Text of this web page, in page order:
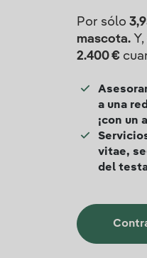
Por sólo
mascota.Y,
2.400 €
a una
¡con un
vitae,
del